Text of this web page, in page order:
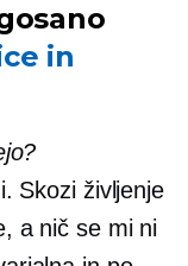
in
Skozi življenje
a nič se mi ni